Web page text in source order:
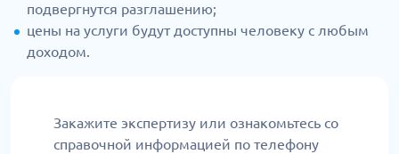
подвергнутся разглашению;
цены на услуги будут доступны человеку с любым
доходом.
Закажите экспертизу или ознакомьтесь со
справочной информацией по телефону